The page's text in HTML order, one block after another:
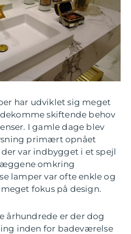
har udviklet sig meget
skiftende behov
I gamle dage blev
primært opnået
var indbygget i et spejl
omkring
lamper var ofte enkle og
fokus på design.
århundrede er der dog
inden for badeværelse